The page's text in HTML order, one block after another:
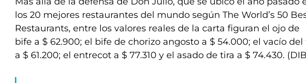
los 20 mejores restaurantes del mundo según The World’s 50
Restaurants, entre los valores reales de la carta figuran el ojo de
bife a $ 62.900; el bife de chorizo angosto a $ 54.000; el vacío del
a $ 61.200; el entrecot a $ 77.310 y el asado de tira a $ 74.430.